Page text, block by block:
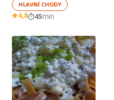
HLAVNÍ CHODY
4,8 45min